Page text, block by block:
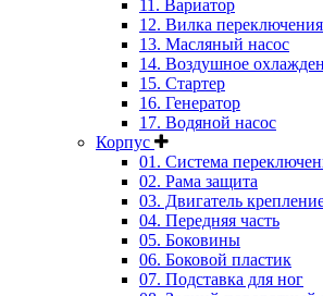
11. Вариатор
12. Вилка
13. Масляный насос
14. Воздушное
15. Стартер
16. Генератор
17. Водяной насос
Корпус
01. Система
02. Рама защита
03. Двигатель
04. Передняя часть
05. Боковины
06. Боковой пластик
07. Подставка для ног